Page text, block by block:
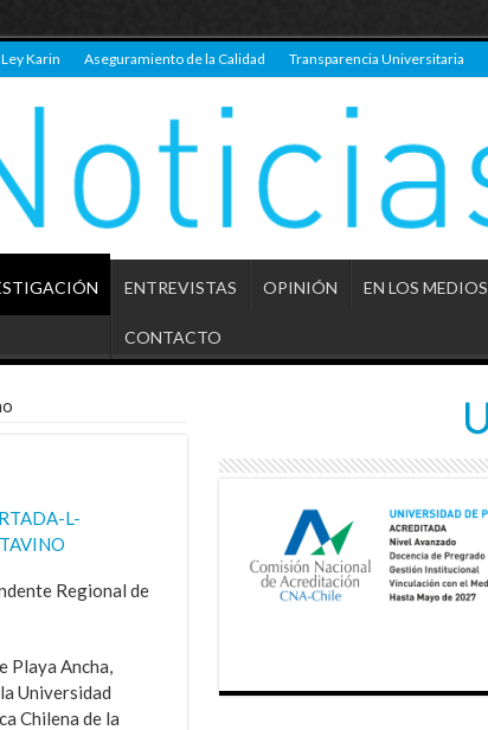
Ley Karin Aseguramiento de la Calidad Transparencia Universitaria
ENTREVISTAS OPINIÓN EN LOS MEDIOS
CONTACTO
Regional de
Playa Ancha,
Universidad
Chilena de la